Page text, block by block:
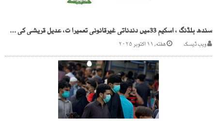
سندھ بلڈنگ ، اسکیم 33میں دندناتی غیرقانونی تعمیرا ت، عدیل قریشی کی سرپرستی
ویب ڈیسک هفته, ۱۱ اکتوبر ۲۰۲۵